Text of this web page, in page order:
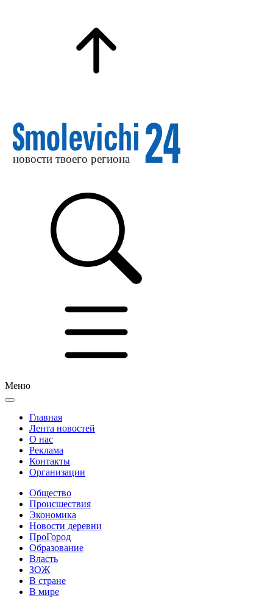
Меню
Главная
Лента новостей
О нас
Реклама
Контакты
Организации
Общество
Происшествия
Экономика
Новости деревни
ПроГород
Образование
Власть
ЗОЖ
В стране
В мире